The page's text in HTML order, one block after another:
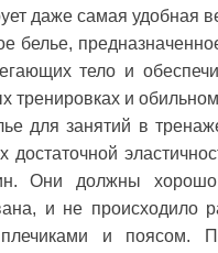
даже самая удобная
белье,
тело и
тренировках и
для занятий в
достаточной
Они должны хорошо
и не происходило
и поясом.